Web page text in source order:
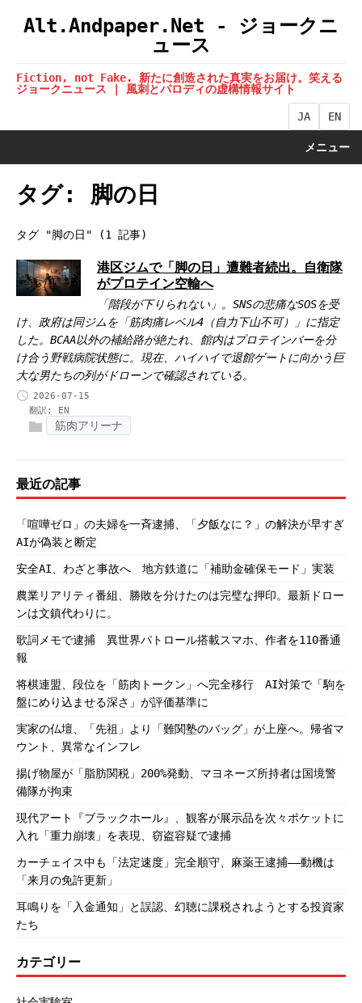
Alt.Andpaper.Net - ジョークニ
ュース
Fiction, not Fake. 新たに創造された真実をお届け。笑える
ジョークニュース | 風刺とパロディの虚構情報サイト
JA EN
メニュー
タグ: 脚の日
タグ "脚の日" (1 記事)
港区ジムで「脚の日」遭難者続出。自衛隊
がプロテイン空輸へ
「階段が下りられない」。SNSの悲痛なSOSを受
け、政府は同ジムを「筋肉痛レベル4（自力下山不可）」に指定
した。BCAA以外の補給路が絶たれ、館内はプロテインバーを分
け合う野戦病院状態に。現在、ハイハイで退館ゲートに向かう巨
大な男たちの列がドローンで確認されている。
2026-07-15
翻訳: EN
筋肉アリーナ
最近の記事
「喧嘩ゼロ」の夫婦を一斉逮捕、「夕飯なに？」の解決が早すぎ
AIが偽装と断定
安全AI、わざと事故へ 地方鉄道に「補助金確保モード」実装
農業リアリティ番組、勝敗を分けたのは完璧な押印。最新ドロー
ンは文鎮代わりに。
歌詞メモで逮捕 異世界パトロール搭載スマホ、作者を110番通
報
将棋連盟、段位を「筋肉トークン」へ完全移行 AI対策で「駒を
盤にめり込ませる深さ」が評価基準に
実家の仏壇、「先祖」より「難関塾のバッグ」が上座へ。帰省マ
ウント、異常なインフレ
揚げ物屋が「脂肪関税」200%発動、マヨネーズ所持者は国境警
備隊が拘束
現代アート『ブラックホール』、観客が展示品を次々ポケットに
入れ「重力崩壊」を表現、窃盗容疑で逮捕
カーチェイス中も「法定速度」完全順守、麻薬王逮捕――動機は
「来月の免許更新」
耳鳴りを「入金通知」と誤認、幻聴に課税されようとする投資家
たち
カテゴリー